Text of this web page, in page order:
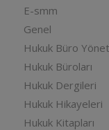
E-smm
Genel
Hukuk Büro
Hukuk Büroları
Hukuk Dergileri
Hukuk Hikayeleri
Hukuk Kitapları